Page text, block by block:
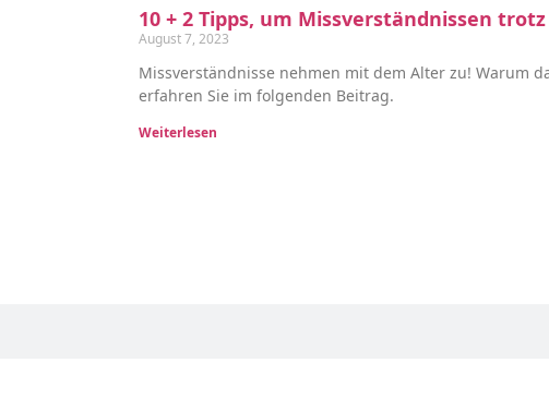
10 + 2 Tipps, um Missverständnissen
August 7, 2023
Missverständnisse nehmen mit dem Alter zu! Warum
erfahren Sie im folgenden Beitrag.
Weiterlesen